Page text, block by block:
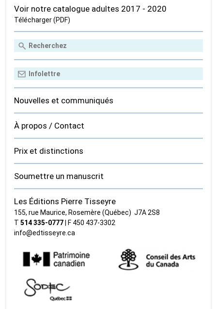
Voir notre catalogue adultes 2017 - 2020
Télécharger (PDF)
Nouvelles et communiqués
À propos / Contact
Prix et distinctions
Soumettre un manuscrit
Les Éditions Pierre Tisseyre
155, rue Maurice, Rosemère (Québec) J7A 2S8
T514 335‑0777 | F 450 437‑3302
info@edtisseyre.ca